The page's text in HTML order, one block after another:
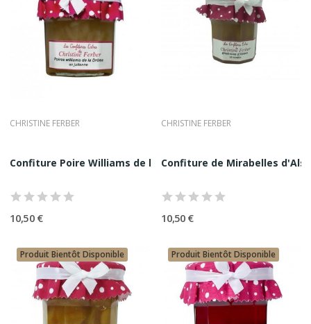
CHRISTINE FERBER
Confiture Poire Williams de la Drôme Christine...
10,50 €
CHRISTINE FERBER
Confiture de Mirabelles
10,50 €
Produit Bientôt Disponible Produit Bientôt Disponible